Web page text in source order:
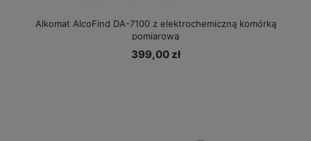
Alkomat AlcoFind DA-7100 z elektrochemiczną komórką
pomiarową
399,00 zł